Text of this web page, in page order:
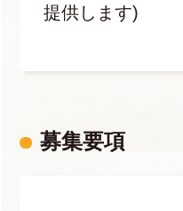
提供します)
募集要項